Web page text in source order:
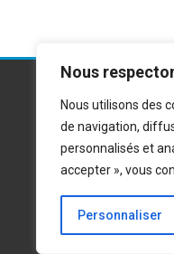
Nous
Nous utilisons des
de navigation,
personnalisés et
accepter », vous
Personnaliser
Composite
© 2026
WordPress